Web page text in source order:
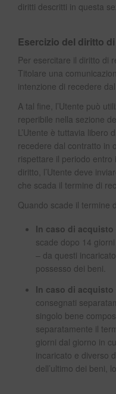
diritti descritti in questa
Esercizio del diritto
Per esercitare il diritto di
Titolare una
intenzione di recedere
A tal fine, l’Utente può
reperibile nella sezione
L’Utente è tuttavia libero
recedere dal contratto in
rispettare il periodo entro
diritto, l’Utente deve
che scada il termine di
Quando scade il termine
In caso di acquisto
scade dopo 14
– da questi
possesso dei beni.
In caso di
consegnati
singolo bene
separatamente il
giorni dal giorno in
incaricato e diverso
dell’ultimo dei beni,